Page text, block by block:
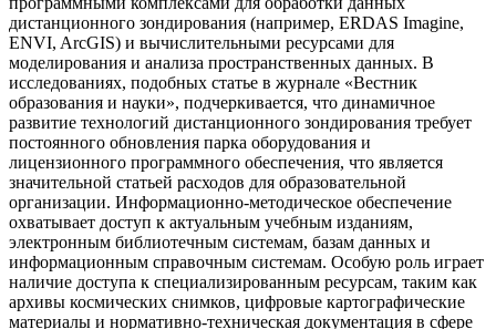
дистанционного зондирования (например, ERDAS Imagine,
ENVI, ArcGIS) и вычислительными ресурсами для
моделирования и анализа пространственных данных. В
исследованиях, подобных статье в журнале «Вестник
образования и науки», подчеркивается, что динамичное
развитие технологий дистанционного зондирования требует
постоянного обновления парка оборудования и
лицензионного программного обеспечения, что является
значительной статьей расходов для образовательной
организации. Информационно-методическое обеспечение
охватывает доступ к актуальным учебным изданиям,
электронным библиотечным системам, базам данных и
информационным справочным системам. Особую роль играет
наличие доступа к специализированным ресурсам, таким как
архивы космических снимков, цифровые картографические
материалы и нормативно-техническая документация в сфере